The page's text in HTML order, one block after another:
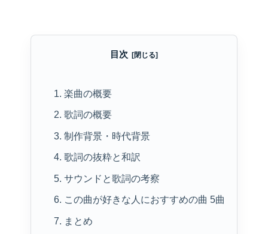
目次
1. 楽曲の概要
2. 歌詞の概要
3. 制作背景・時代背景
4. 歌詞の抜粋と和訳
5. サウンドと歌詞の考察
6. この曲が好きな人におすすめの曲 5曲
7. まとめ